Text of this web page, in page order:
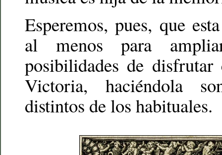
Esperemos, pues, que
al menos para
posibilidades de
Victoria, haciéndola
distintos de los habituales.